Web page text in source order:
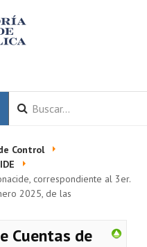
Control
correspondiente al 3er.
2025, de las
Cuentas de